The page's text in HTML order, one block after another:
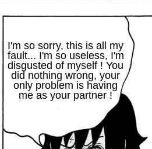
I'm so sorry, this is all my
fault... I'm so useless, I'm
disgusted of myself ! You
did nothing wrong, your
only problem is having
me as your partner !